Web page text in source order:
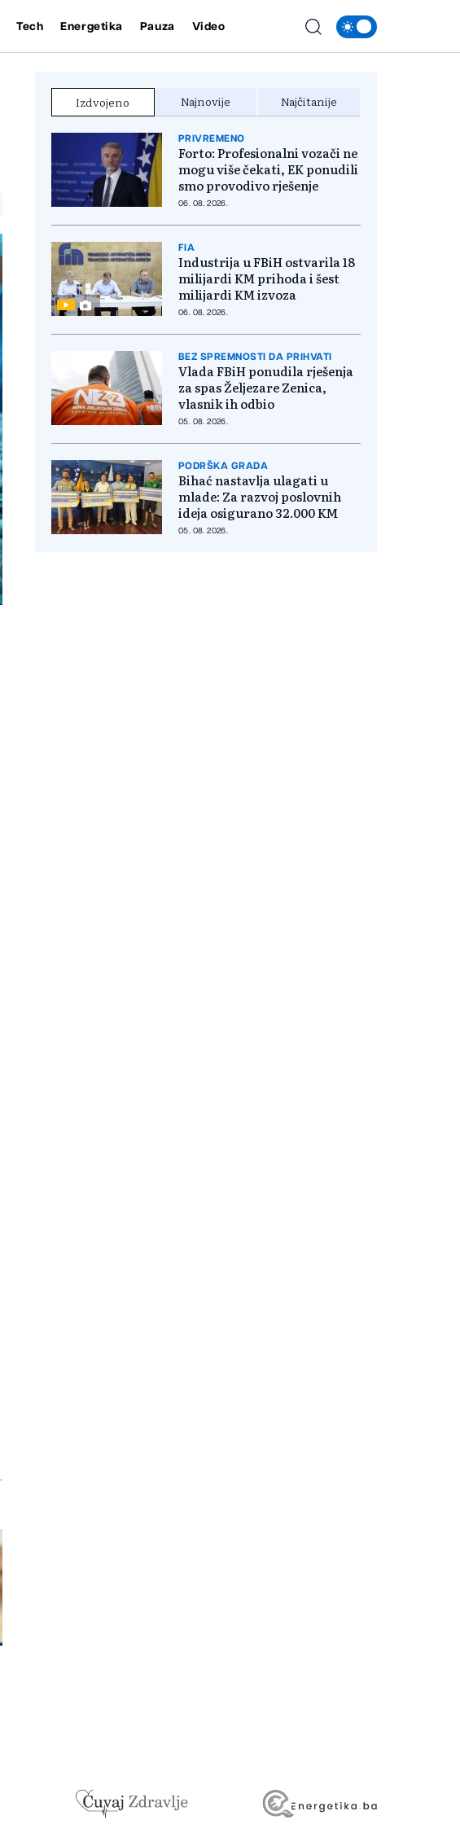
Tech Energetika Pauza Video
Izdvojeno Najnovije Najčitanije
PRIVREMENO
Forto: Profesionalni vozači ne
mogu više čekati, EK ponudili
smo provodivo rješenje
06. 08. 2026.
FIA
Industrija u FBiH ostvarila 18
milijardi KM prihoda i šest
milijardi KM izvoza
06. 08. 2026.
BEZ SPREMNOSTI DA PRIHVATI
Vlada FBiH ponudila rješenja
za spas Željezare Zenica,
vlasnik ih odbio
05. 08. 2026.
PODRŠKA GRADA
Bihać nastavlja ulagati u
mlade: Za razvoj poslovnih
ideja osigurano 32.000 KM
05. 08. 2026.